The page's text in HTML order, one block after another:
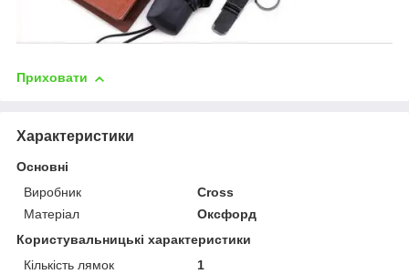
Приховати
Характеристики
Основні
Виробник
Cross
Матеріал
Оксфорд
Користувальницькі характеристики
Кількість лямок
1